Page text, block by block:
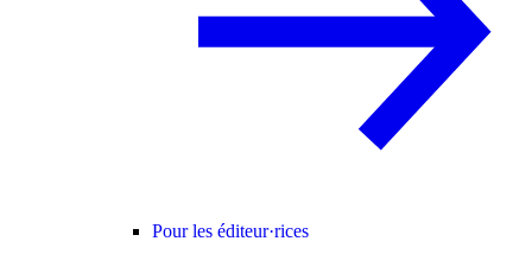
Pour les éditeur·rices